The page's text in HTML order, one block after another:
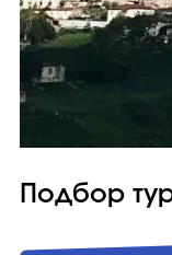
Подбор